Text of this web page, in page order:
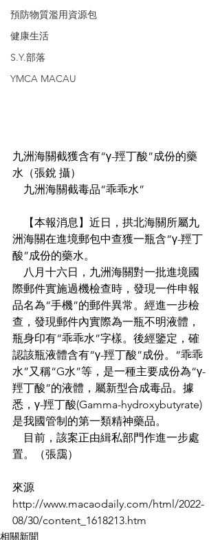
預防物質濫用資源包
健康生活
S.Y.部落
YMCA MACAU
九洲海關截獲含有“γ-羥丁酸”成份的藥
水（張銳 攝）
    九洲海關截毒品“乖乖水”
洲海關在進境郵包中查獲一瓶含“γ-羥丁
酸”成份的藥水。
際郵件實施過機檢查時，發現一件申報
品名為“手機”的郵件異常。經進一步檢
查，發現郵件內實際為一瓶不明液體，
瓶身印有“乖乖水”字樣。後經鑒定，確
認該瓶液體含有“γ-羥丁酸”成份。“乖乖
水”又稱“G水”等，是一種主要成份為“γ-
羥丁酸”的液體，屬新型合成毒品。據
悉，γ-羥丁酸(Gamma-hydroxybutyrate)
是我國管制的第一類精神藥品。
置。（張靄）
來源
http://www.macaodaily.com/html/2022-
08/30/content_1618213.htm
相關新聞